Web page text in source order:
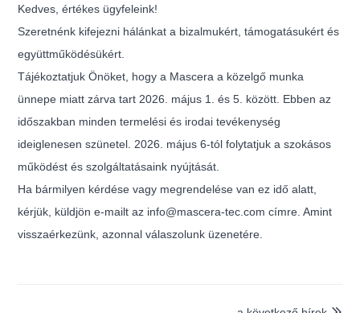
Kedves, értékes ügyfeleink!
Szeretnénk kifejezni hálánkat a bizalmukért, támogatásukért és
együttműködésükért.
Tájékoztatjuk Önöket, hogy a Mascera a közelgő munka
ünnepe miatt zárva tart 2026. május 1. és 5. között. Ebben az
időszakban minden termelési és irodai tevékenység
ideiglenesen szünetel. 2026. május 6-tól folytatjuk a szokásos
működést és szolgáltatásaink nyújtását.
Ha bármilyen kérdése vagy megrendelése van ez idő alatt,
kérjük, küldjön e-mailt az info@mascera-tec.com címre. Amint
visszaérkezünk, azonnal válaszolunk üzenetére.